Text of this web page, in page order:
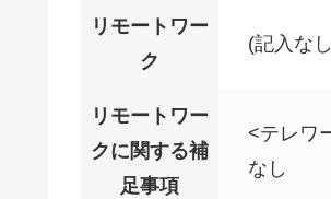
リモートワー
ク
(記入な
リモートワー
クに関する補
足事項
<テレワ
なし